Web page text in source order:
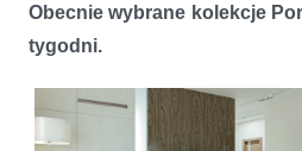
Obecnie wybrane kolekcje
tygodni.